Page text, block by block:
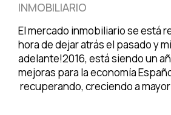
INMOBILIARIO
El mercado inmobiliario se está
hora de dejar atrás el pasado y
adelante!2016, está siendo un
mejoras para la economía
recuperando, creciendo a